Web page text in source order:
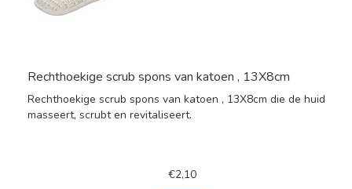
Rechthoekige scrub spons van katoen , 13X8cm
Rechthoekige scrub spons van katoen , 13X8cm die de huid
masseert, scrubt en revitaliseert.
€2,10